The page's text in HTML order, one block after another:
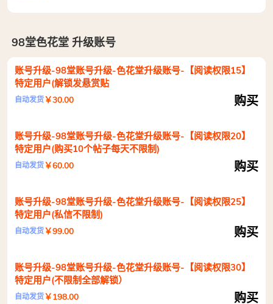
98堂色花堂 升级账号
账号升级-98堂账号升级-色花堂升级账号-【阅读权限15】
特定用户(解锁发悬赏贴
自动发货￥30.00 购买
账号升级-98堂账号升级-色花堂升级账号-【阅读权限20】
特定用户(购买10个帖子每天不限制)
自动发货￥60.00 购买
账号升级-98堂账号升级-色花堂升级账号-【阅读权限25】
特定用户(私信不限制)
自动发货￥99.00 购买
账号升级-98堂账号升级-色花堂升级账号-【阅读权限30】
特定用户(不限制全部解锁）
自动发货￥198.00 购买